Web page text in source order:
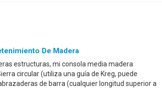
De Madera
estructuras, mi consola media madera
circular (utiliza una guía de Kreg, puede
de barra (cualquier longitud superior a